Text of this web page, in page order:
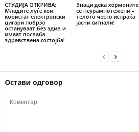
СТУДИЈА ОТКРИВА:
Младите луѓе кои
користат електронски
цигари побрзо
остануваат без здив и
имаат послаба
здравствена состојба!
Знаци дека хормоните
се неурамнотежени –
телото често испраќа
јасни сигнали!
Остави одговор